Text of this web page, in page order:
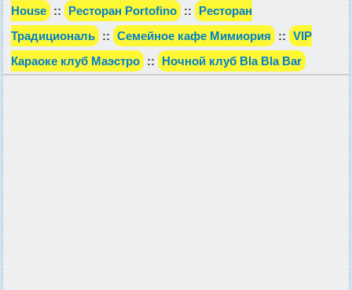
House :: Ресторан Portofino ::
Ресторан
Традициональ :: Семейное кафе Мимиория :: VIP
Караоке клуб Маэстро :: Ночной клуб Bla Bla Bar